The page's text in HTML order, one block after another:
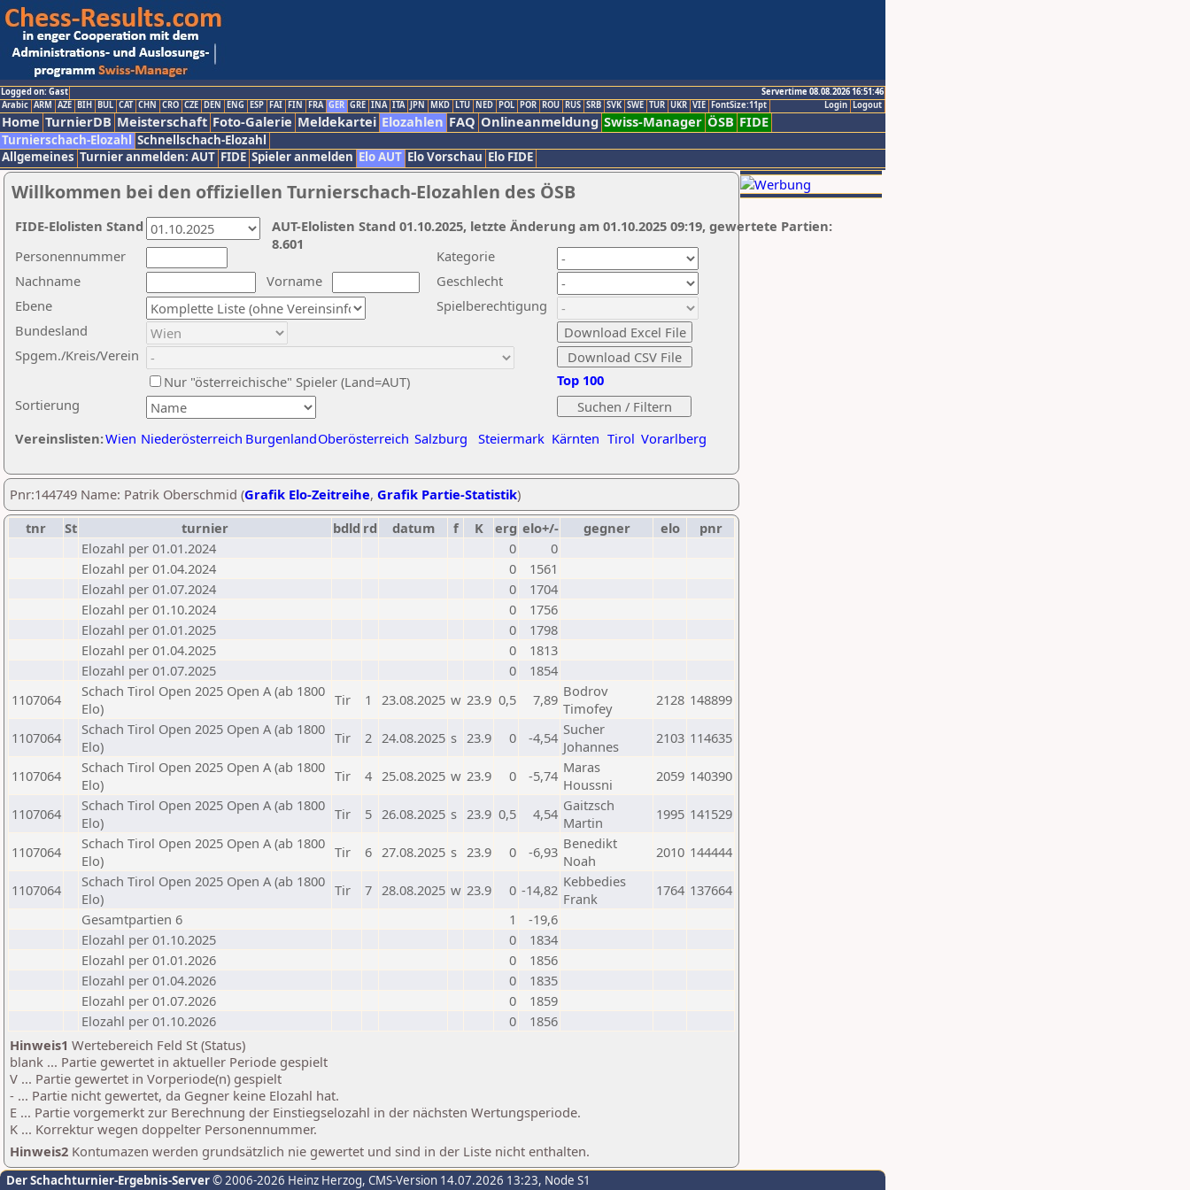
Logged on: Gast
Servertime 08.08.2026 16:51:46
Logout
Login
Arabic ARM AZE BIH BUL CAT CHN CRO CZE DEN ENG ESP FAI FIN FRA GER GRE INA ITA JPN MKD LTU NED POL POR ROU RUS SRB SVK SWE TUR UKR VIE FontSize:11pt
Home TurnierDB Meisterschaft Foto-Galerie Meldekartei Elozahlen FAQ Onlineanmeldung Swiss-Manager ÖSB FIDE
Turnierschach-Elozahl Schnellschach-Elozahl
Allgemeines Turnier anmelden: AUT FIDE Spieler anmelden Elo AUT Elo Vorschau Elo FIDE
Willkommen bei den offiziellen Turnierschach-Elozahlen des ÖSB
Nachname
Vorname
Ebene
Kategorie
Sortierung
Personennummer
Bundesland
Spgem./Kreis/Verein
Geschlecht
Nur "österreichische" Spieler (Land=AUT)
Spielberechtigung
Vereinslisten:Wien Niederösterreich BurgenlandOberösterreich Salzburg Steiermark Kärnten Tirol Vorarlberg
Top 100
AUT-Elolisten Stand 01.10.2025, letzte Änderung am 01.10.2025 09:19, gewertete Partien:
8.601
FIDE-Elolisten Stand
Pnr:144749 Name: Patrik Oberschmid (Grafik Elo-Zeitreihe, Grafik Partie-Statistik)
tnr
St turnier bdld rd datum f K erg elo+/- gegner elo
pnr
Elozahl per 01.01.2024
0
0
Elozahl per 01.04.2024
0
1561
Elozahl per 01.07.2024
0
1704
Elozahl per 01.10.2024
0
1756
Elozahl per 01.01.2025
0
1798
Elozahl per 01.04.2025
0
1813
Elozahl per 01.07.2025
0
1854
1107064
Schach Tirol Open 2025 Open A (ab 1800
Elo)
Tir 1 23.08.2025 w 23.9 0,5 7,89 Bodrov
Timofey
2128 148899
1107064
Schach Tirol Open 2025 Open A (ab 1800
Elo)
Tir 2 24.08.2025 s 23.9 0 -4,54 Sucher
Johannes
2103 114635
1107064
Schach Tirol Open 2025 Open A (ab 1800
Elo)
Tir 4 25.08.2025 w 23.9 0 -5,74 Maras
Houssni
2059 140390
1107064
Schach Tirol Open 2025 Open A (ab 1800
Elo)
Tir 5 26.08.2025 s 23.9 0,5 4,54 Gaitzsch
Martin
1995 141529
1107064
Schach Tirol Open 2025 Open A (ab 1800
Elo)
Tir 6 27.08.2025 s 23.9 0 -6,93 Benedikt
Noah
2010 144444
1107064
Schach Tirol Open 2025 Open A (ab 1800
Elo)
Tir 7 28.08.2025 w 23.9 0 -14,82 Kebbedies
Frank
1764 137664
Gesamtpartien 6
1
-19,6
Elozahl per 01.10.2025
0
1834
Elozahl per 01.01.2026
0
1856
Elozahl per 01.04.2026
0
1835
Elozahl per 01.07.2026
0
1859
Elozahl per 01.10.2026
0
1856
Hinweis1 Wertebereich Feld St (Status)
blank ... Partie gewertet in aktueller Periode gespielt
V ... Partie gewertet in Vorperiode(n) gespielt
- ... Partie nicht gewertet, da Gegner keine Elozahl hat.
E ... Partie vorgemerkt zur Berechnung der Einstiegselozahl in der nächsten Wertungsperiode.
K ... Korrektur wegen doppelter Personennummer.
Hinweis2 Kontumazen werden grundsätzlich nie gewertet und sind in der Liste nicht enthalten.
Der Schachturnier-Ergebnis-Server© 2006-2026 Heinz Herzog, CMS-Version 14.07.2026 13:23, Node S1